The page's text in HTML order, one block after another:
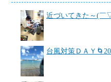
近づいてきた～(￣
台風対策ＤＡＹ🌀